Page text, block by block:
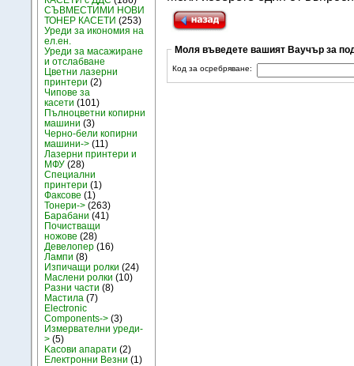
СЪВМЕСТИМИ НОВИ
ТОНЕР КАСЕТИ (253)
Уреди за икономия на
ел.ен.
Уреди за масажиране
и отслабване
Цветни лазерни
принтери (2)
Чипове за
касети (101)
Пълноцветни копирни
машини (3)
Черно-бели копирни
машини-> (11)
Лазерни принтери и
МФУ (28)
Специални
принтери (1)
Факсове (1)
Тонери-> (263)
Барабани (41)
Почистващи
ножове (28)
Девелопер (16)
Лампи (8)
Изпичащи ролки (24)
Маслени ролки (10)
Разни части (8)
Мастила (7)
Electronic
Components-> (3)
Измервателни уреди-
> (5)
Kасови апарати (2)
Електронни Везни (1)
Моля въведете вашият Ваучър за
Код за осребряване: